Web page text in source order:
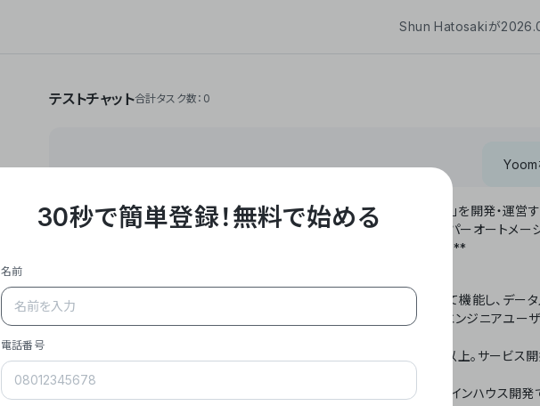
Shun Hatosakiが
テストチャット合計タスク数：0
Yoom
**Yoom株式会社は、ビジネスオートメーションSaaS「Yoom」を開発・運営す
API・RPA・OCRなどの技術をノーコードで組み合わせたハイパーオートメー
作業やデスクワークを自動化するサービスを提供しています。**
- **主力プロダクト「Yoom」**: SaaS連携データベースとして機能し、データ
メール対応、請求書処理、日報作成などの業務を自動化。非エンジニアユー
- **実績**: 国内利用社数20,000社超、直近成長率300%以上。サービス開
- **強み**: すべての自動化技術を1プラットフォームで完結。インハウス開
30秒で簡単登録！無料で始める
名前
電話番号